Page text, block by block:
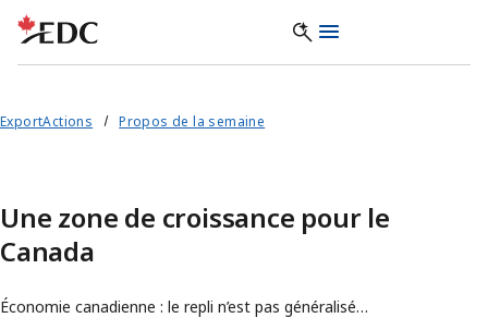
ExportActions Propos de la semaine
Une zone de croissance pour le
Canada
Économie canadienne : le repli n’est pas généralisé…